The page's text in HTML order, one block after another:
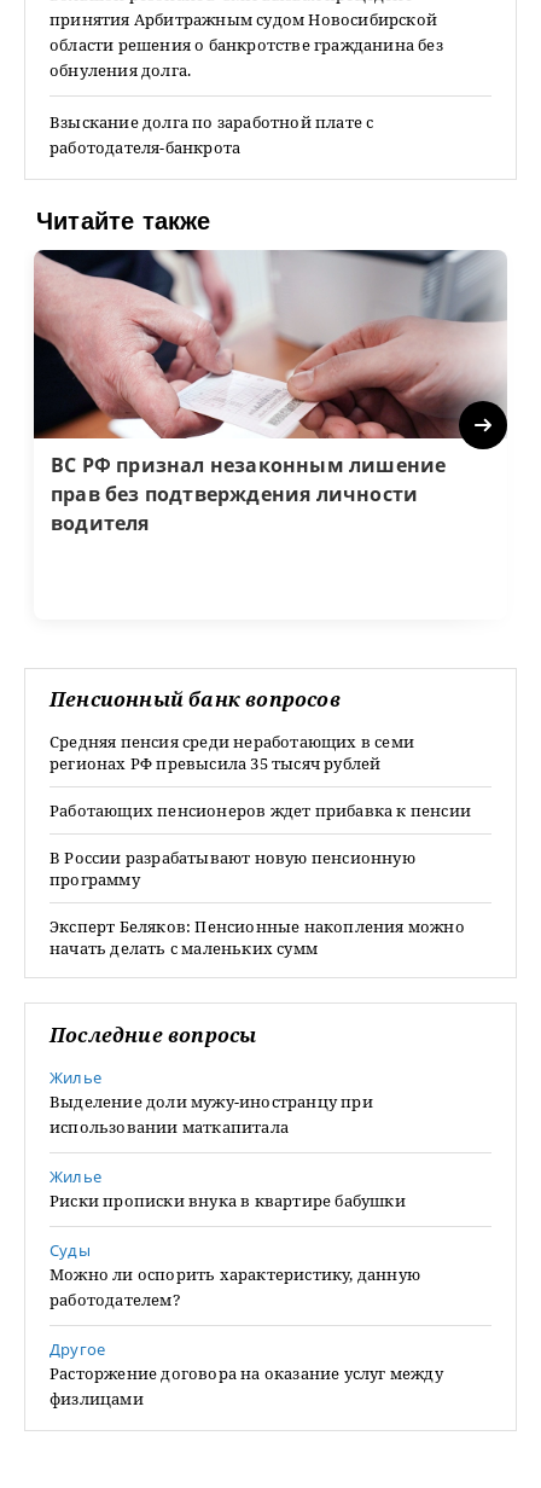
принятия Арбитражным судом Новосибирской
области решения о банкротстве гражданина без
обнуления долга.
Взыскание долга по заработной плате с
работодателя-банкрота
Читайте также
ВС РФ признал незаконным лишение
прав без подтверждения личности
водителя
Next
Пенсионный банк вопросов
Средняя пенсия среди неработающих в семи
регионах РФ превысила 35 тысяч рублей
Работающих пенсионеров ждет прибавка к пенсии
В России разрабатывают новую пенсионную
программу
Эксперт Беляков: Пенсионные накопления можно
начать делать с маленьких сумм
Последние вопросы
Жилье
Выделение доли мужу-иностранцу при
использовании маткапитала
Жилье
Риски прописки внука в квартире бабушки
Суды
Можно ли оспорить характеристику, данную
работодателем?
Другое
Расторжение договора на оказание услуг между
физлицами